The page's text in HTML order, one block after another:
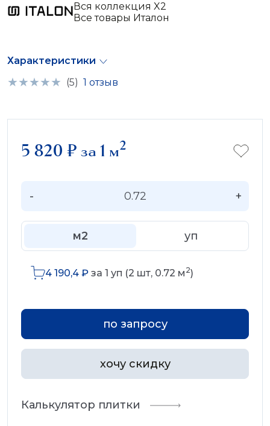
Вся коллекция X2
Все товары Италон
Характеристики
(5) 1 отзыв
5 820 ₽за 1 м2
- +
м2 уп
4 190,4 ₽ за 1 уп (2 шт, 0.72 м 2)
по запросу
хочу скидку
Калькулятор плитки